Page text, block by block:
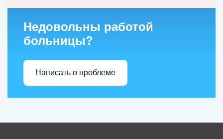
Недовольны работой
больницы?
Написать о проблеме